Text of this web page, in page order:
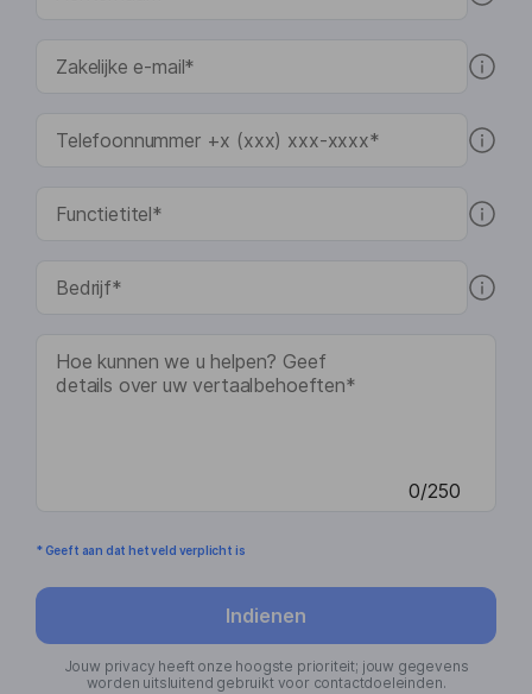
0/250
* Geeft aan dat het veld verplicht is
Indienen
Jouw privacy heeft onze hoogste prioriteit; jouw gegevens
worden uitsluitend gebruikt voor contactdoeleinden.